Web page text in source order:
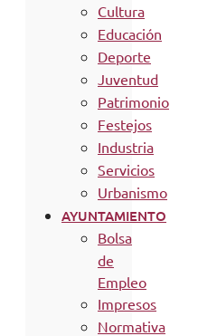
Cultura
Educación
Deporte
Juventud
Patrimonio
Festejos
Industria
Servicios
Urbanismo
AYUNTAMIENTO
Bolsa
de
Empleo
Impresos
Normativa